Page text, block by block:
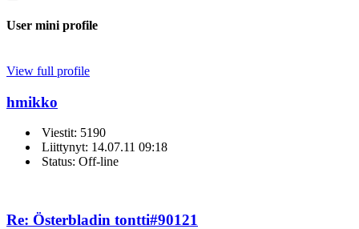
User mini profile
View full profile
hmikko
Viestit: 5190
Liittynyt: 14.07.11 09:18
Status: Off-line
Re: Österbladin tontti#90121